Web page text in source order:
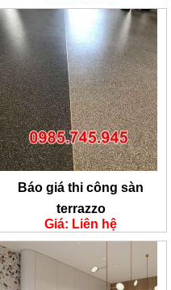
Báo giá thi công sàn
terrazzo
Giá: Liên hệ